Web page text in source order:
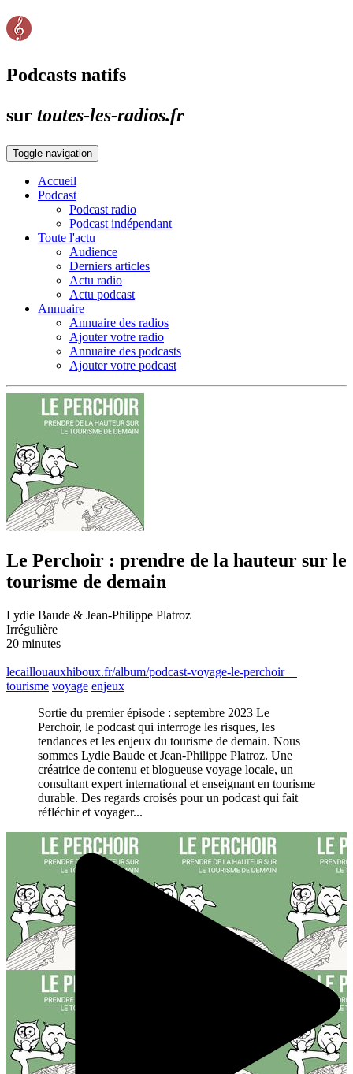
Podcasts natifs
sur toutes-les-radios.fr
Toggle navigation
Accueil
Podcast
Podcast radio
Podcast indépendant
Toute l'actu
Audience
Derniers articles
Actu radio
Actu podcast
Annuaire
Annuaire des radios
Ajouter votre radio
Annuaire des podcasts
Ajouter votre podcast
Le Perchoir : prendre de la hauteur sur le
tourisme de demain
Lydie Baude & Jean-Philippe Platroz
Irrégulière
20 minutes
lecaillouauxhiboux.fr/album/podcast-voyage-le-perchoir
tourisme voyage enjeux
Sortie du premier épisode : septembre 2023 Le
Perchoir, le podcast qui interroge les risques, les
tendances et les enjeux du tourisme de demain. Nous
sommes Lydie Baude et Jean-Philippe Platroz. Une
créatrice de contenu et blogueuse voyage locale, un
consultant expert international et enseignant en tourisme
durable. Des regards croisés pour un podcast qui fait
réfléchir et voyager...